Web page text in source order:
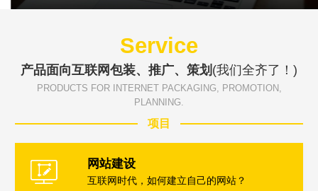
Service
产品面向互联网包装、推广、策划 (我们全齐了！)
PRODUCTS FOR INTERNET PACKAGING, PROMOTION,
PLANNING.
项目
网站建设
互联网时代，如何建立自己的网站？